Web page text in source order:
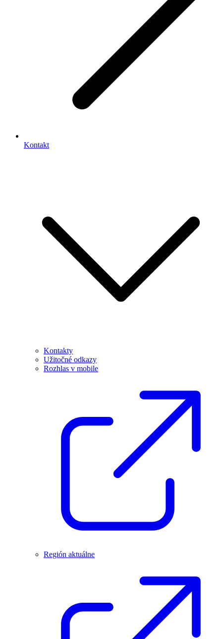
Kontakt
Kontakty
Užitočné odkazy
Rozhlas v mobile
Región aktuálne